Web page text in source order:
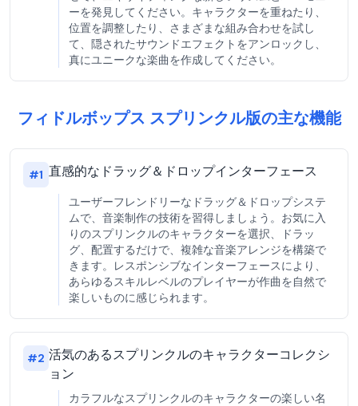
ーを発見してください。キャラクターを重ねたり、
位置を調整したり、さまざまな組み合わせを試し
て、隠されたサウンドエフェクトをアンロックし、
真にユニークな楽曲を作成してください。
フィドルボップス スプリンクル版の主な機能
#1 直感的なドラッグ＆ドロップインターフェース
ユーザーフレンドリーなドラッグ＆ドロップシステ
ムで、音楽制作の技術を習得しましょう。お気に入
りのスプリンクルのキャラクターを選択、ドラッ
グ、配置するだけで、複雑な音楽アレンジを構築で
きます。レスポンシブなインターフェースにより、
あらゆるスキルレベルのプレイヤーが作曲を自然で
楽しいものに感じられます。
#2 活気のあるスプリンクルのキャラクターコレクシ
ョン
カラフルなスプリンクルのキャラクターの楽しい名